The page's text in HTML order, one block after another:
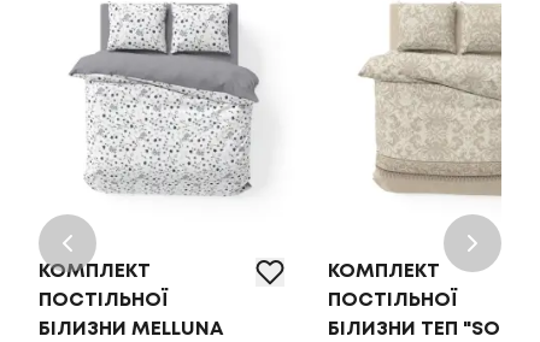
КОМПЛЕКТ
ПОСТІЛЬНОЇ
БІЛИЗНИ MELLUNA
КОМПЛЕКТ
ПОСТІЛЬНОЇ
БІЛИЗНИ ТЕП "SOFT